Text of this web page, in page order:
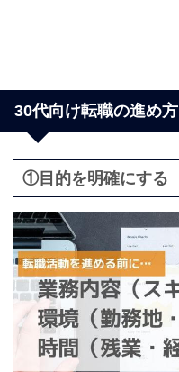
30代向け転職の進め方
①目的を明確にする